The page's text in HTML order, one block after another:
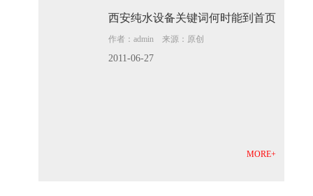
西安纯水设备关键词何时能到首页
作者：admin 来源：原创
2011-06-27
MORE+